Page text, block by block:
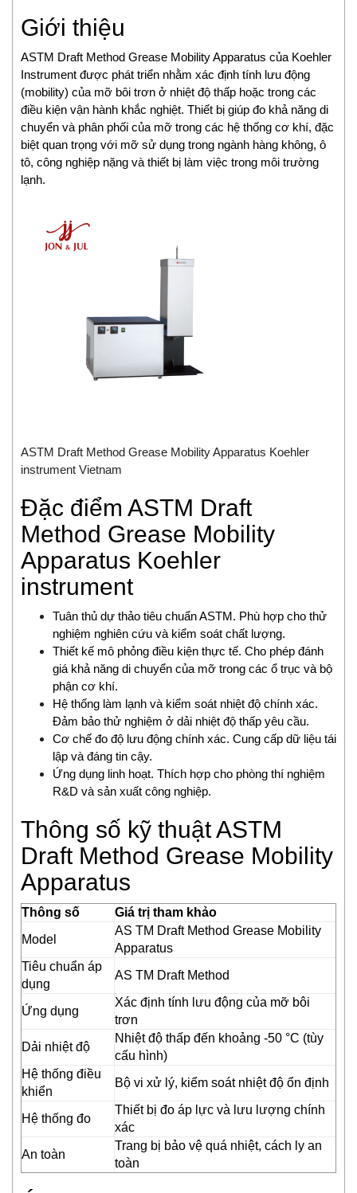
caimi vietnam
CanNeed
Celduc
CENTEC
Chalmit
Checkline
Chemyx Vietnam
Chino
Chongqing Chuke
Clake/Fololo
COMFILETECH
DEESYS Việt Nam
DELTA + ELEKTROGAS
Delta Sensor
Deublin
DIAS Vietnam
DIN.AL S.r.L
Dinel
Dittmer Vietnam
DIXON VALVE
DOLD Vietnam
DRESSER UTILITY SOLUTIONS
Dumore solenoids
DURAG
EBMPAPST
EGE
Elco Holding
Eletro Sensors
Elfab
Elster/ Honeywell
Endress+Hauser
ENERDOOR
Enolgas
EPCOS Vietnam
Erhardt-leimer
Erichsen Vietnam
Euchner
Eurotherm
Giới thiệu
ASTM Draft Method Grease Mobility Apparatus của Koehler
Instrument được phát triển nhằm xác định tính lưu động
(mobility) của mỡ bôi trơn ở nhiệt độ thấp hoặc trong các
điều kiện vận hành khắc nghiệt. Thiết bị giúp đo khả năng di
chuyển và phân phối của mỡ trong các hệ thống cơ khí, đặc
biệt quan trọng với mỡ sử dụng trong ngành hàng không, ô
tô, công nghiệp nặng và thiết bị làm việc trong môi trường
lạnh.
ASTM Draft Method Grease Mobility Apparatus Koehler
instrument Vietnam
Đặc điểm ASTM Draft
Method Grease Mobility
Apparatus Koehler
instrument
Tuân thủ dự thảo tiêu chuẩn ASTM. Phù hợp cho thử
nghiệm nghiên cứu và kiểm soát chất lượng.
Thiết kế mô phỏng điều kiện thực tế. Cho phép đánh
giá khả năng di chuyển của mỡ trong các ổ trục và bộ
phận cơ khí.
Hệ thống làm lạnh và kiểm soát nhiệt độ chính xác.
Đảm bảo thử nghiệm ở dải nhiệt độ thấp yêu cầu.
Cơ chế đo độ lưu động chính xác. Cung cấp dữ liệu tái
lập và đáng tin cậy.
Ứng dụng linh hoạt. Thích hợp cho phòng thí nghiệm
R&D và sản xuất công nghiệp.
Thông số kỹ thuật ASTM
Draft Method Grease Mobility
Apparatus
Thông số
Giá trị tham khảo
Model
AS TM Draft Method Grease Mobility
Apparatus
Tiêu chuẩn áp
dụng
AS TM Draft Method
Ứng dụng
Xác định tính lưu động của mỡ bôi
trơn
Dải nhiệt độ
Nhiệt độ thấp đến khoảng -50 °C (tùy
cấu hình)
Hệ thống điều
khiển
Bộ vi xử lý, kiểm soát nhiệt độ ổn định
Hệ thống đo
Thiết bị đo áp lực và lưu lượng chính
xác
An toàn
Trang bị bảo vệ quá nhiệt, cách ly an
toàn